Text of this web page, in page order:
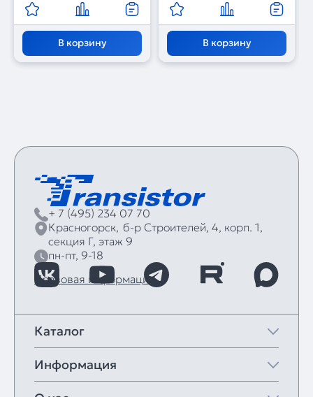
В корзину В корзину
+ 7 (495) 234 07 70
Красногорск, б‑р Строителей, 4, корп. 1,
секция Г, этаж 9
пн-пт, 9-18
Правовая информация
Каталог
Информация